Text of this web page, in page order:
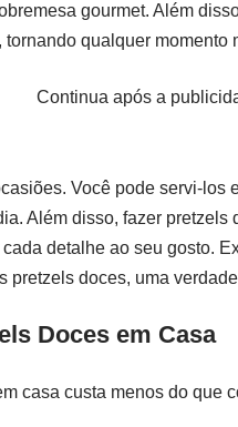
gourmet. Além
qualquer momento
Continua após a
Você pode servi-los
Além disso, fazer
detalhe ao seu gosto.
doces, uma
Doces em Casa
casa custa menos do que